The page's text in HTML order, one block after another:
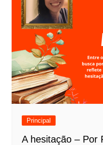
Principal
A hesitação – Por